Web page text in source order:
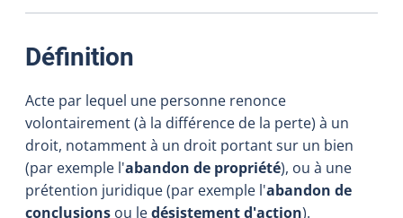
Définition
Acte par lequel une personne renonce
volontairement (à la différence de la perte) à un
droit, notamment à un droit portant sur un bien
(par exemple l'abandon de propriété), ou à une
prétention juridique (par exemple l'abandon de
conclusions ou ledésistement d'action).